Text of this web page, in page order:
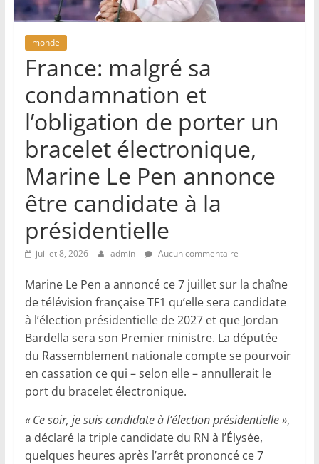
monde
France: malgré sa
condamnation et
l’obligation de porter un
bracelet électronique,
Marine Le Pen annonce
être candidate à la
présidentielle
juillet 8, 2026 admin Aucun commentaire
Marine Le Pen a annoncé ce 7 juillet sur la chaîne
de télévision française TF1 qu’elle sera candidate
à l’élection présidentielle de 2027 et que Jordan
Bardella sera son Premier ministre. La députée
du Rassemblement nationale compte se pourvoir
en cassation ce qui – selon elle – annullerait le
port du bracelet électronique.
« Ce soir, je suis candidate à l’élection présidentielle »,
a déclaré la triple candidate du RN à l’Élysée,
quelques heures après l’arrêt prononcé ce 7